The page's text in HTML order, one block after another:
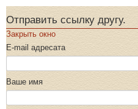
Отправить ссылку другу.
Закрыть окно
E-mail адресата
Ваше имя